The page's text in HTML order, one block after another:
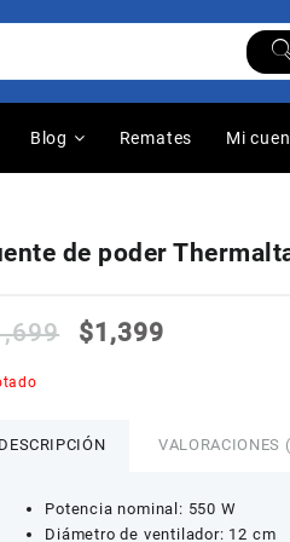
Blog Remates Mi
de poder
$1,399
DESCRIPCIÓN VALORACIONES
Potencia nominal: 550 W
Diámetro de ventilador: 12 cm